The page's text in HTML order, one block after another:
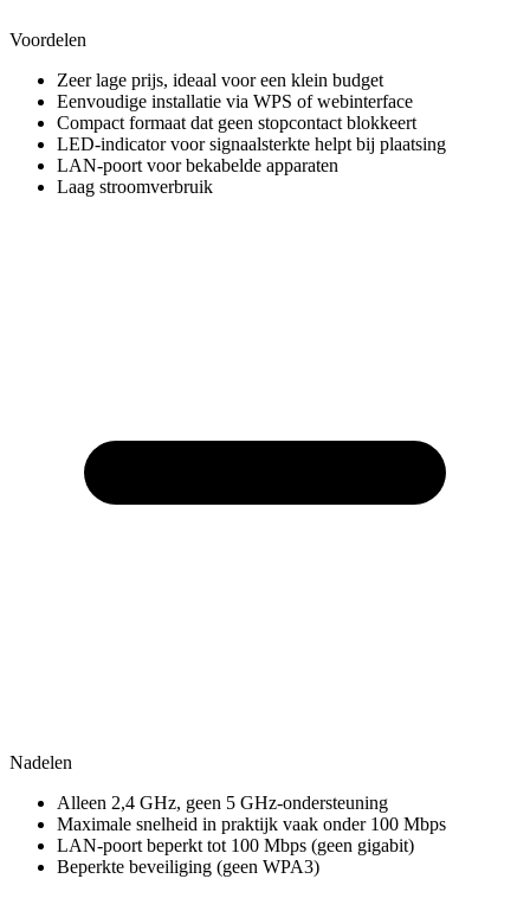
Voordelen
Zeer lage prijs, ideaal voor een klein budget
Eenvoudige installatie via WPS of webinterface
Compact formaat dat geen stopcontact blokkeert
LED-indicator voor signaalsterkte helpt bij plaatsing
LAN-poort voor bekabelde apparaten
Laag stroomverbruik
Nadelen
Alleen 2,4 GHz, geen 5 GHz-ondersteuning
Maximale snelheid in praktijk vaak onder 100 Mbps
LAN-poort beperkt tot 100 Mbps (geen gigabit)
Beperkte beveiliging (geen WPA3)